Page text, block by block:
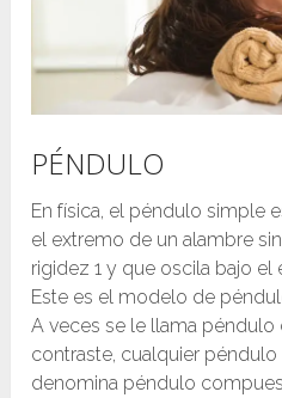
PÉNDULO
En física, el péndulo simple
el extremo de un alambre
rigidez 1 y que oscila bajo el
Este es el modelo de
A veces se le llama péndulo
contraste, cualquier
denomina péndulo